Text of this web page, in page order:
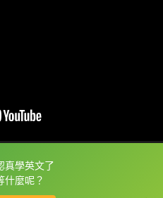
真學英文了
什麼呢？
以直接查字典喔！